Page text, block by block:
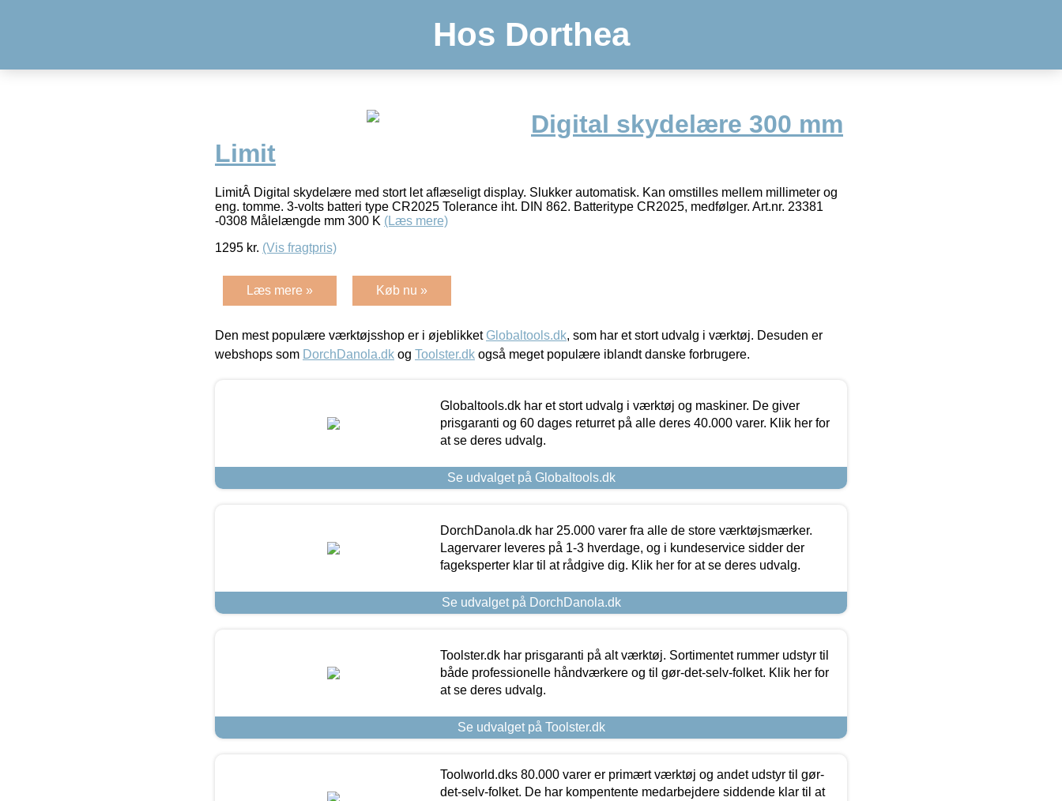
Hos Dorthea
Digital skydelære 300 mm
Limit
LimitÂ Digital skydelære med stort let aflæseligt display. Slukker automatisk. Kan omstilles mellem millimeter og
eng. tomme. 3-volts batteri type CR2025 Tolerance iht. DIN 862. Batteritype CR2025, medfølger. Art.nr. 23381
-0308 Målelængde mm 300 K (Læs mere)
1295 kr. (Vis fragtpris)
Læs mere » Køb nu »
Den mest populære værktøjsshop er i øjeblikket Globaltools.dk, som har et stort udvalg i værktøj. Desuden er
webshops som DorchDanola.dk og Toolster.dk også meget populære iblandt danske forbrugere.
Globaltools.dk har et stort udvalg i værktøj og maskiner. De giver
prisgaranti og 60 dages returret på alle deres 40.000 varer. Klik her for
at se deres udvalg.
Se udvalget på Globaltools.dk
DorchDanola.dk har 25.000 varer fra alle de store værktøjsmærker.
Lagervarer leveres på 1-3 hverdage, og i kundeservice sidder der
fageksperter klar til at rådgive dig. Klik her for at se deres udvalg.
Se udvalget på DorchDanola.dk
Toolster.dk har prisgaranti på alt værktøj. Sortimentet rummer udstyr til
både professionelle håndværkere og til gør-det-selv-folket. Klik her for
at se deres udvalg.
Se udvalget på Toolster.dk
Toolworld.dks 80.000 varer er primært værktøj og andet udstyr til gør-
det-selv-folket. De har kompentente medarbejdere siddende klar til at